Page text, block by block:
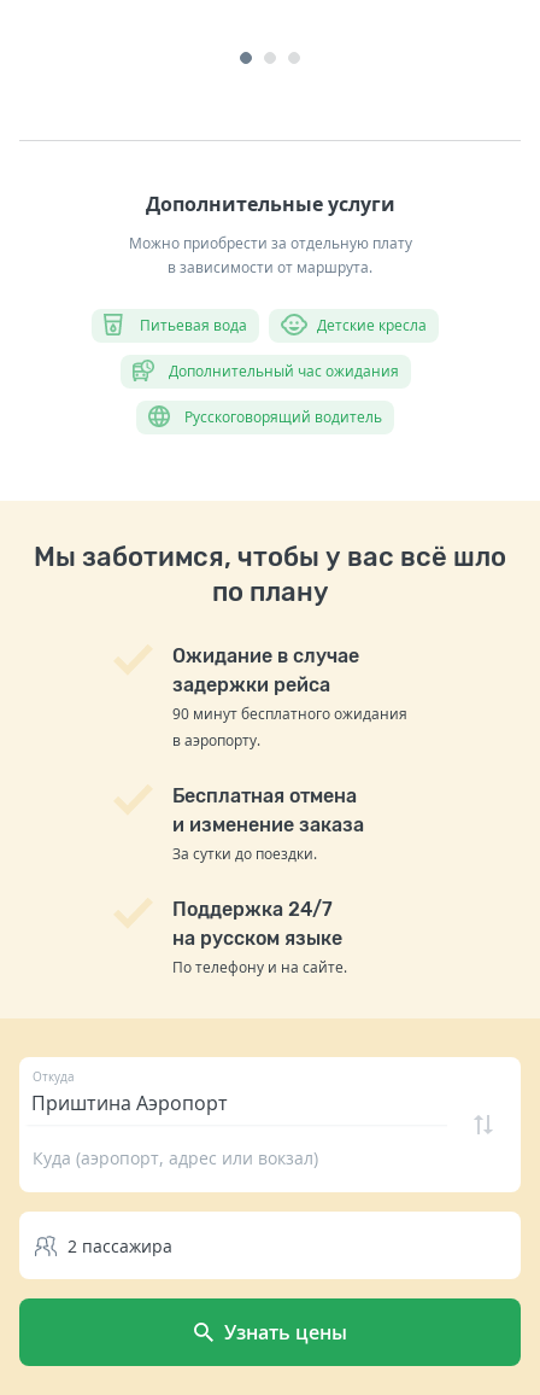
Дополнительные услуги
Можно приобрести за отдельную плату
в зависимости от маршрута.
Питьевая вода Детские кресла
Дополнительный час ожидания
Русскоговорящий водитель
Мы заботимся, чтобы у вас всё шло
по плану
Ожидание в случае
задержки рейса
90 минут бесплатного ожидания
в аэропорту.
Бесплатная отмена
и изменение заказа
За сутки до поездки.
Поддержка 24/7
на русском языке
По телефону и на сайте.
Откуда
Куда (аэропорт, адрес или вокзал)
2 пассажира
Узнать цены